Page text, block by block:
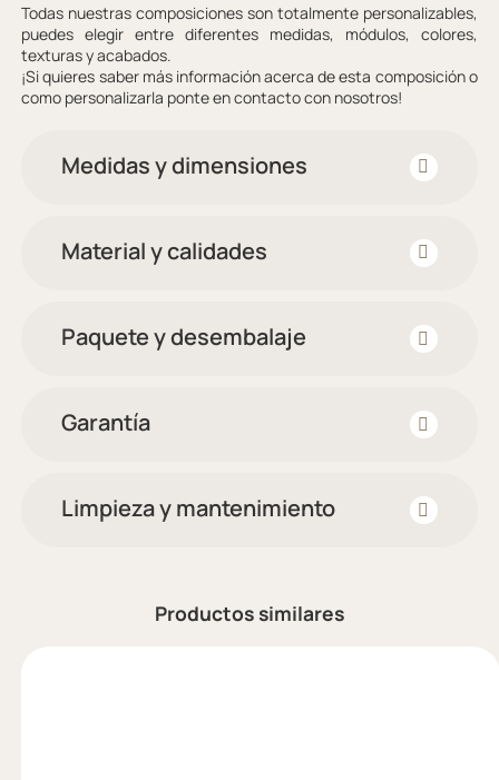
Todas nuestras composiciones son totalmente personalizables,
puedes elegir entre diferentes medidas, módulos, colores,
texturas y acabados.
¡Si quieres saber más información acerca de esta composición o
como personalizarla ponte en contacto con nosotros!
Medidas y dimensiones
Material y calidades
Paquete y desembalaje
Garantía
Limpieza y mantenimiento
Productos similares